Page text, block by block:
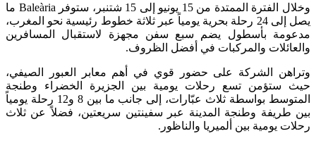
وخلال الفترة الممتدة من 15 يونيو إلى 15 شتنبر، ستوفر Baleària ما
يصل إلى 24 رحلة بحرية يومياً عبر ثلاثة خطوط رئيسية نحو المغرب،
مدعومة بأسطول يضم سبع سفن مجهزة لاستقبال المسافرين
والعائلات والمركبات في أفضل الظروف.
وتراهن الشركة على حضور قوي في أهم معابر العبور الصيفي،
حيث ستؤمن تسع رحلات يومية بين الجزيرة الخضراء وطنجة
المتوسط بواسطة ثلاث عبّارات، إلى جانب ما بين 8 و12 رحلة يومياً
بين طريفة وطنجة المدينة عبر سفينتين سريعتين، فضلاً عن ثلاث
رحلات يومية بين ألميريا والناظور.